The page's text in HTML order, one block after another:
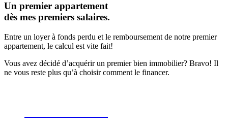
Un premier appartement
dès mes premiers salaires.
Entre un loyer à fonds perdu et le remboursement de notre premier
appartement, le calcul est vite fait!
Vous avez décidé d’acquérir un premier bien immobilier? Bravo! Il
ne vous reste plus qu’à choisir comment le financer.